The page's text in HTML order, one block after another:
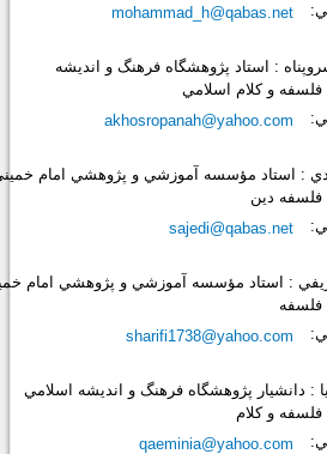
mohammad_h@qabas.net
: استاد پژوهشگاه فرهنگ و انديشه
و كلام اسلامي
akhosropanah@yahoo.com
: استاد مؤسسه آموزشي و پژوهشي امام
دين
sajedi@qabas.net
: استاد مؤسسه آموزشي و پژوهشي امام
sharifi1738@yahoo.com
: دانشيار پژوهشگاه فرهنگ و انديشه اسلامي
و كلام
qaeminia@yahoo.com